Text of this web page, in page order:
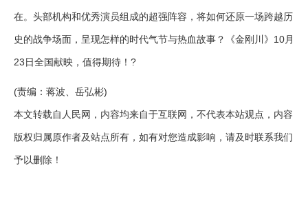
在。头部机构和优秀演员组成的超强阵容，将如何还原一场跨越历
史的战争场面，呈现怎样的时代气节与热血故事？《金刚川》10月
23日全国献映，值得期待！?
(责编：蒋波、岳弘彬)
本文转载自人民网，内容均来自于互联网，不代表本站观点，内容
版权归属原作者及站点所有，如有对您造成影响，请及时联系我们
予以删除！